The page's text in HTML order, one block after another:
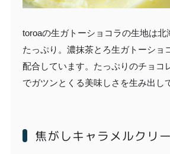
toroaの生ガトーショコラの生地は北
たっぷり。濃抹茶とろ生ガトーショ
配合しています。たっぷりのチョコ
でガツンとくる美味しさを生み出し
焦がしキャラメルクリ